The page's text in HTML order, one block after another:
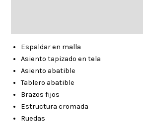
Espaldar en malla
Asiento tapizado en tela
Asiento abatible
Tablero abatible
Brazos fijos
Estructura cromada
Ruedas